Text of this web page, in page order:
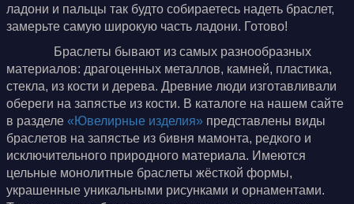
ладони и пальцы так будто собираетесь надеть браслет,
замерьте самую широкую часть ладони. Готово!
Браслеты бывают из самых разнообразных
материалов: драгоценных металлов, камней, пластика,
стекла, из кости и дерева. Древние люди изготавливали
обереги на запястье из кости. В каталоге на нашем сайте
в разделе «Ювелирные изделия» представлены виды
браслетов на запястье из бивня мамонта, редкого и
исключительного природного материала. Имеются
цельные монолитные браслеты жёсткой формы,
украшенные уникальными рисунками и орнаментами.